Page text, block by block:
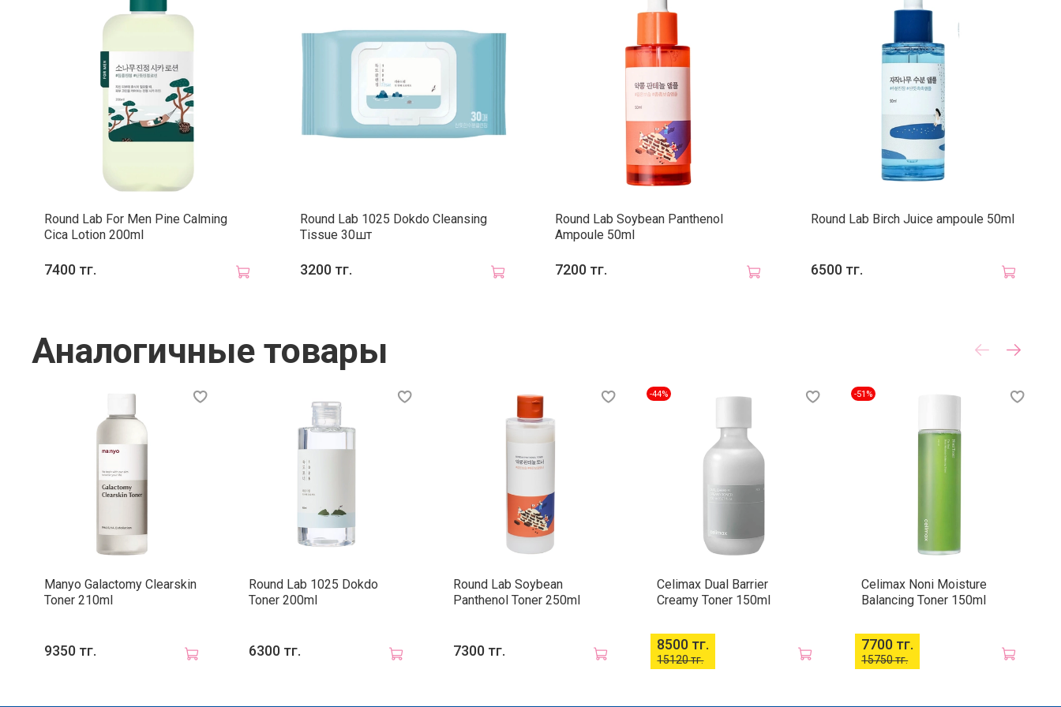
• сухой и обезвоженной кожи
• кожи с признаками возрастных изменений
• тусклой и уставшей кожи
После очищения нанесите тонер на кожу лица с помощью
ладоней или ватного диска, мягко распределите до полного
впитывания. Используйте утром и вечером.
Round Lab For Men Pine Calming
Cica Lotion 200ml
7400 тг.
Round Lab 1025 Dokdo Cleansing
Tissue 30шт
3200 тг.
Round Lab Soybean Panthenol
Ampoule 50ml
7200 тг.
Round Lab Birch Juice ampoule 50ml
6500 тг.
Аналогичные товары
Manyo Galactomy Clearskin
Toner 210ml
9350 тг.
Round Lab 1025 Dokdo
Toner 200ml
6300 тг.
Round Lab Soybean
Panthenol Toner 250ml
7300 тг.
-44%
Celimax Dual Barrier
Creamy Toner 150ml
8500 тг.
15120 тг.
-51%
Celimax Noni Moisture
Balancing Toner 150ml
7700 тг.
15750 тг.